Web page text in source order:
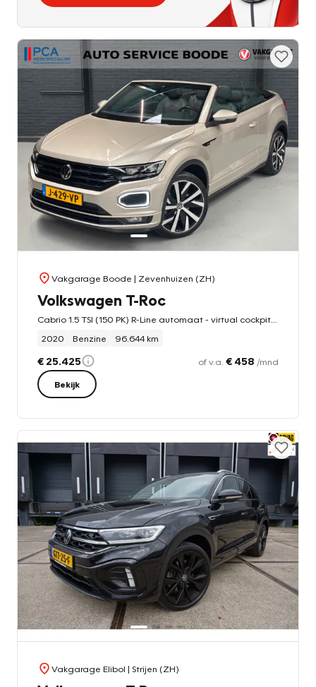
Vakgarage Boode | Zevenhuizen (ZH)
Volkswagen T-Roc
2020
Benzine 96.644 km
€ 25.425 of v.a. € 458 /mnd
Bekijk
Vakgarage Elibol | Strijen (ZH)